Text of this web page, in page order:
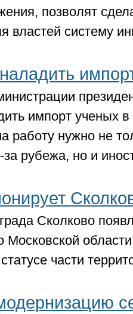
позволят
властей систему
импорт ученых
работу нужно не
за рубежа, но и
Сколково
Московской
части